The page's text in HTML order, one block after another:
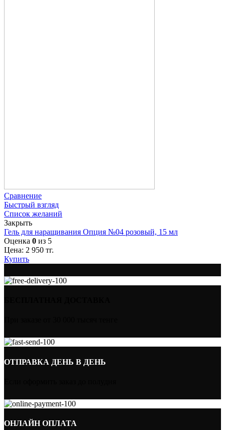
Сравнение
Быстрый взгляд
Список желаний
Закрыть
Гель для наращивания Опция №04 розовый, 15 мл
Оценка 0 из 5
Цена: 2 950 тг.
Купить
ОТПРАВКА ДЕНЬ В ДЕНЬ
ОНЛАЙН ОПЛАТА